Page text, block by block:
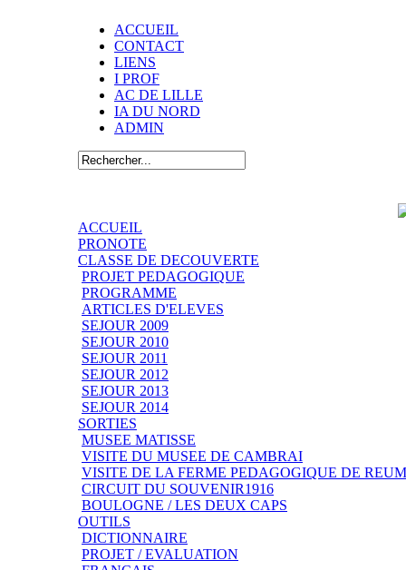
ACCUEIL
CONTACT
LIENS
I PROF
AC DE LILLE
IA DU NORD
ADMIN
ACCUEIL
PRONOTE
CLASSE DE DECOUVERTE
PROJET PEDAGOGIQUE
PROGRAMME
ARTICLES D'ELEVES
SEJOUR 2009
SEJOUR 2010
SEJOUR 2011
SEJOUR 2012
SEJOUR 2013
SEJOUR 2014
SORTIES
MUSEE MATISSE
VISITE DU MUSEE DE CAMBRAI
VISITE DE LA FERME PEDAGOGIQUE DE
CIRCUIT DU SOUVENIR1916
BOULOGNE / LES DEUX CAPS
OUTILS
DICTIONNAIRE
PROJET / EVALUATION